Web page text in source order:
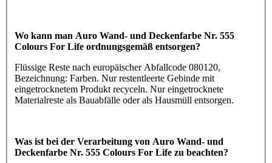
Wo kann man Auro Wand- und Deckenfarbe Nr. 555
Colours For Life ordnungsgemäß entsorgen?
Flüssige Reste nach europäischer Abfallcode 080120,
Bezeichnung: Farben. Nur restentleerte Gebinde mit
eingetrocknetem Produkt recyceln. Nur eingetrocknete
Materialreste als Bauabfälle oder als Hausmüll entsorgen.
Was ist bei der Verarbeitung von Auro Wand- und
Deckenfarbe Nr. 555 Colours For Life zu beachten?